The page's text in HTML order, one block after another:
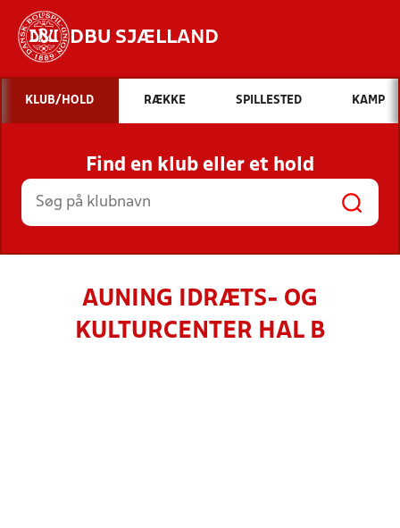
DBU SJÆLLAND
Hvad vil du søge efter?
INDHOLD OG NYHEDER
STILLINGER, RESULTATER, KLUBBER OG
HOLD
KLUB/HOLD RÆKKE SPILLESTED KAMP
Find en klub eller et hold
AUNING IDRÆTS- OG
KULTURCENTER HAL B